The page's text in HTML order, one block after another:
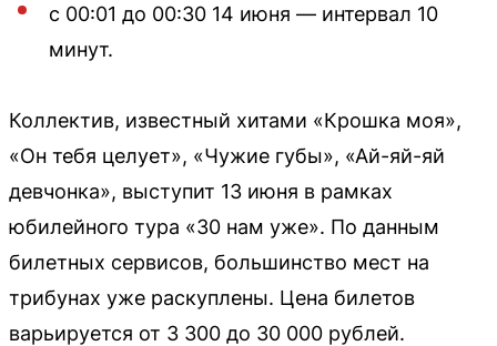
с 00:01 до 00:30 14 июня — интервал 10
минут.
Коллектив, известный хитами «Крошка моя»,
«Он тебя целует», «Чужие губы», «Ай-яй-яй
девчонка», выступит 13 июня в рамках
юбилейного тура «30 нам уже». По данным
билетных сервисов, большинство мест на
трибунах уже раскуплены. Цена билетов
варьируется от 3 300 до 30 000 рублей.